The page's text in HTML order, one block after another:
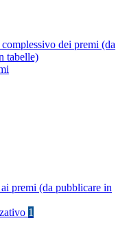
dei premi (da
tabelle)
premi (da pubblicare in
1